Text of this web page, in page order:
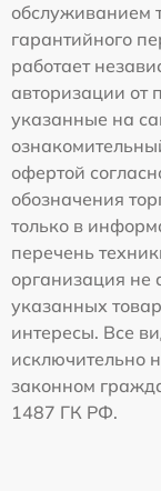
обслуживанием
гарантийного
работает
авторизации от
указанные на
офертой
обозначения
только в
перечень
организация
указанных
интересы. Все
исключительно
законном
1487 ГК РФ.